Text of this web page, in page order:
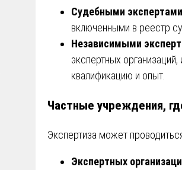
Судебными экспертами
включенными в реестр
Независимыми
экспертных
квалификацию и опыт.
Частные учреждения,
Экспертиза может
Экспертных